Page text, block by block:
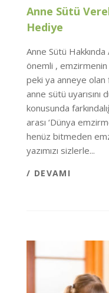
Anne Sütü
Hediye
Anne Sütü
önemli ,
peki ya anneye olan
anne sütü
konusunda
arası ‘Dünya
henüz bitmeden
yazımızı sizlerle...
/ DEVAMI